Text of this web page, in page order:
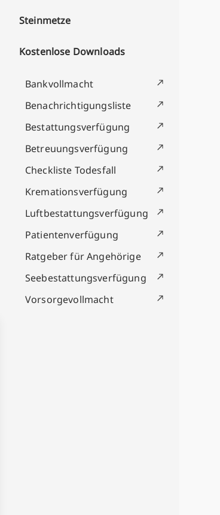
Steinmetze
Kostenlose Downloads
Bankvollmacht
Benachrichtigungsliste
Bestattungsverfügung
Betreuungsverfügung
Checkliste Todesfall
Kremationsverfügung
Luftbestattungsverfügung
Patientenverfügung
Ratgeber für Angehörige
Seebestattungsverfügung
Vorsorgevollmacht